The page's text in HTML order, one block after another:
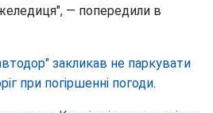
— попередили в
закликав не паркувати
при погіршенні погоди.